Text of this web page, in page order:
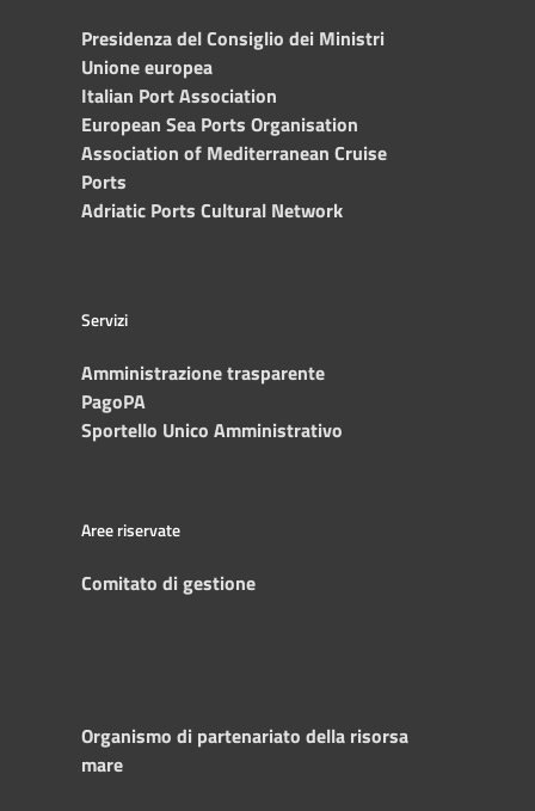
Presidenza del Consiglio dei Ministri
Unione europea
Italian Port Association
European Sea Ports Organisation
Association of Mediterranean Cruise
Ports
Adriatic Ports Cultural Network
Servizi
Amministrazione trasparente
PagoPA
Sportello Unico Amministrativo
Aree riservate
Comitato di gestione
Organismo di partenariato della risorsa
mare